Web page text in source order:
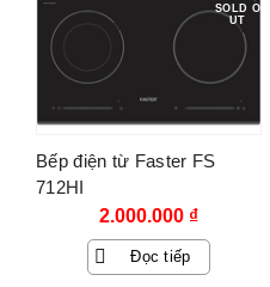
SOLD O
UT
Bếp điện từ Faster FS
712HI
2.000.000 ₫
Đọc tiếp